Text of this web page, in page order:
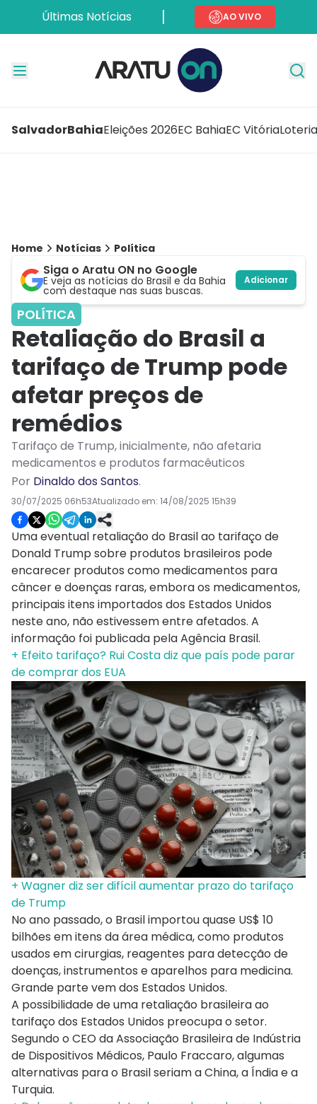
Últimas Notícias AO VIVO
SalvadorBahiaEleições 2026EC BahiaEC Vitória
Home Notícias Política
Siga o Aratu ON no Google
E veja as notícias do Brasil e da Bahia
com destaque nas suas buscas.
Adicionar
POLÍTICA
Retaliação do Brasil a
tarifaço de Trump pode
afetar preços de
remédios
Tarifaço de Trump, inicialmente, não afetaria
medicamentos e produtos farmacêuticos
Por Dinaldo dos Santos.
30/07/2025 06h53Atualizado em: 14/08/2025 15h39
Uma eventual retaliação do Brasil ao tarifaço de
Donald Trump sobre produtos brasileiros pode
encarecer produtos como medicamentos para
câncer e doenças raras, embora os medicamentos,
principais itens importados dos Estados Unidos
neste ano, não estivessem entre afetados. A
informação foi publicada pela Agência Brasil.
+ Efeito tarifaço? Rui Costa diz que país pode parar
de comprar dos EUA
+ Wagner diz ser difícil aumentar prazo do tarifaço
de Trump
No ano passado, o Brasil importou quase US$ 10
bilhões em itens da área médica, como produtos
usados em cirurgias, reagentes para detecção de
doenças, instrumentos e aparelhos para medicina.
Grande parte vem dos Estados Unidos.
A possibilidade de uma retaliação brasileira ao
tarifaço dos Estados Unidos preocupa o setor.
Segundo o CEO da Associação Brasileira de Indústria
de Dispositivos Médicos, Paulo Fraccaro, algumas
alternativas para o Brasil seriam a China, a Índia e a
Turquia.